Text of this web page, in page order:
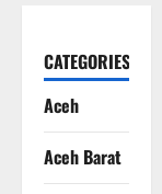
CATEGORIES
Aceh
Aceh Barat